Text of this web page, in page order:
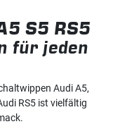
S5 RS5
für jeden
Audi A5,
RS5 ist vielfältig